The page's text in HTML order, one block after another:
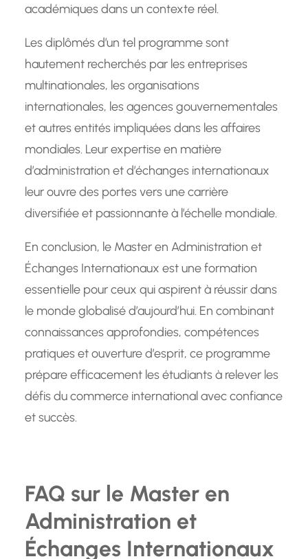
académiques dans un contexte réel.
Les diplômés d’un tel programme sont
hautement recherchés par les entreprises
multinationales, les organisations
internationales, les agences gouvernementales
et autres entités impliquées dans les affaires
mondiales. Leur expertise en matière
d’administration et d’échanges internationaux
leur ouvre des portes vers une carrière
diversifiée et passionnante à l’échelle mondiale.
En conclusion, le Master en Administration et
Échanges Internationaux est une formation
essentielle pour ceux qui aspirent à réussir dans
le monde globalisé d’aujourd’hui. En combinant
connaissances approfondies, compétences
pratiques et ouverture d’esprit, ce programme
prépare efficacement les étudiants à relever les
défis du commerce international avec confiance
et succès.
FAQ sur le Master en
Administration et
Échanges Internationaux